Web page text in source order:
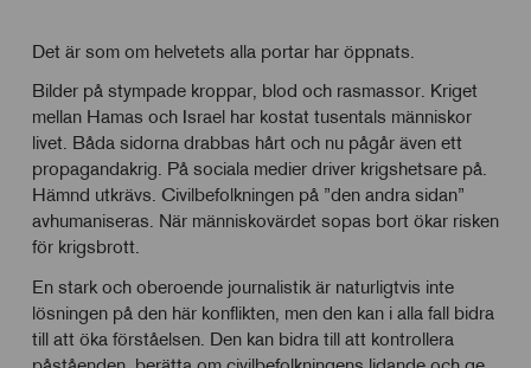
Det är som om helvetets alla portar har öppnats.
Bilder på stympade kroppar, blod och rasmassor. Kriget
mellan Hamas och Israel har kostat tusentals människor
livet. Båda sidorna drabbas hårt och nu pågår även ett
propagandakrig. På sociala medier driver krigshetsare på.
Hämnd utkrävs. Civilbefolkningen på ”den andra sidan”
avhumaniseras. När människovärdet sopas bort ökar risken
för krigsbrott.
En stark och oberoende journalistik är naturligtvis inte
lösningen på den här konflikten, men den kan i alla fall bidra
till att öka förståelsen. Den kan bidra till att kontrollera